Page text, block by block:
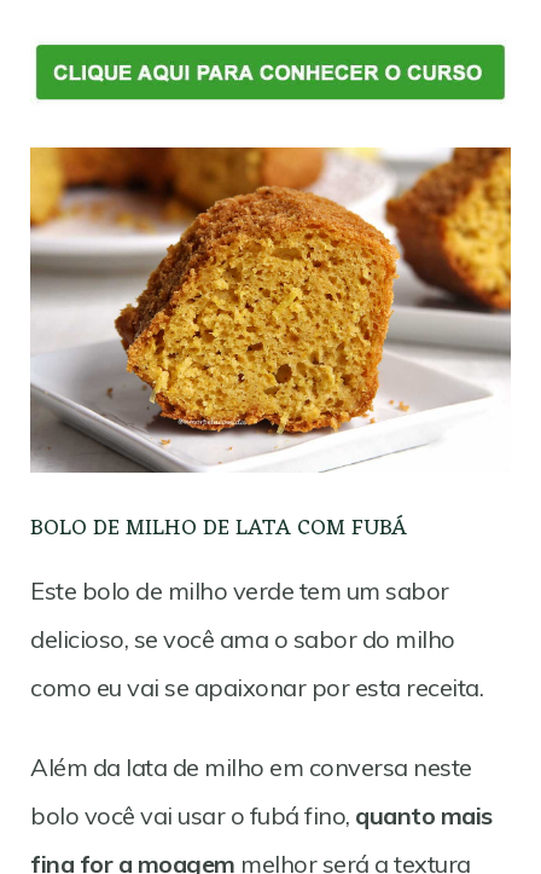
BOLO DE MILHO DE LATA COM FUBÁ
Este bolo de milho verde tem um sabor
delicioso, se você ama o sabor do milho
como eu vai se apaixonar por esta receita.
Além da lata de milho em conversa neste
bolo você vai usar o fubá fino, quanto mais
fina for a moagem melhor será a textura